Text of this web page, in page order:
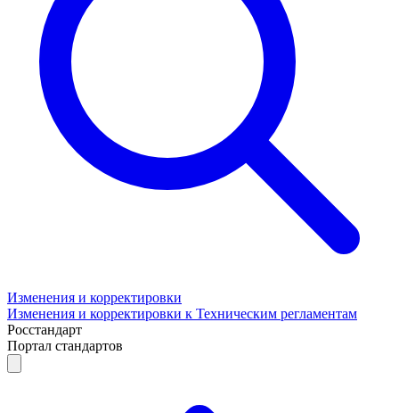
Изменения и корректировки
Изменения и корректировки к Техническим регламентам
Росстандарт
Портал стандартов